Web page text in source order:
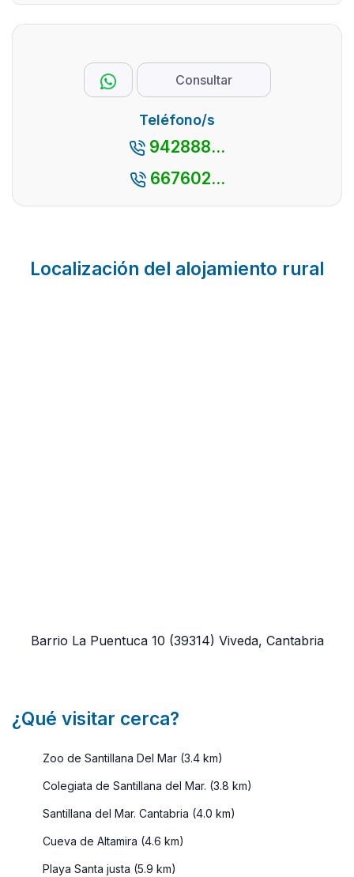
Consultar
Teléfono/s
942888...
667602...
Localización del alojamiento rural
Barrio La Puentuca 10 (39314) Viveda, Cantabria
¿Qué visitar cerca?
Zoo de Santillana Del Mar (3.4 km)
Colegiata de Santillana del Mar. (3.8 km)
Santillana del Mar. Cantabria (4.0 km)
Cueva de Altamira (4.6 km)
Playa Santa justa (5.9 km)